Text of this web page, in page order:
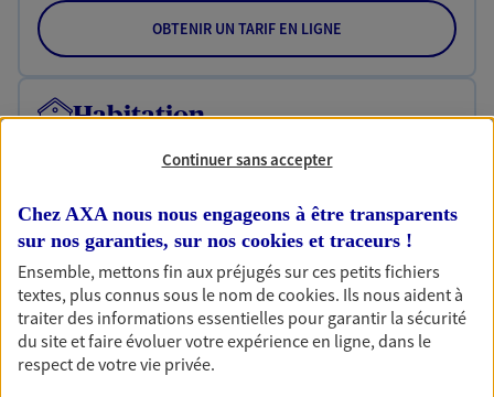
OBTENIR UN TARIF EN LIGNE
Habitation
Votre logement est unique, comme vous. Le
contrat Ma Maison assure votre sérénité en
Découvrir l'offre Habitation
OBTENIR UN TARIF EN LIGNE
Garantie Accidents de la Vie
Continuer sans accepter
Chez AXA nous nous engageons à être transparents
sur nos garanties, sur nos cookies et traceurs !
Ensemble, mettons fin aux préjugés sur ces petits fichiers
textes, plus connus sous le nom decookies. Ils nous aident à
traiter des informations essentielles pour garantir la sécurité
du site et faire évoluer votre expérience en ligne, dans le
respect de votre vie privée.